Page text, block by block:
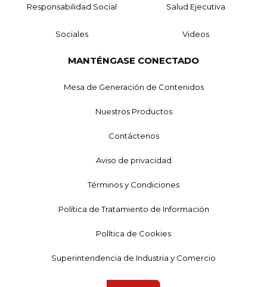
Responsabilidad Social Salud Ejecutiva
Sociales Videos
MANTÉNGASE CONECTADO
Mesa de Generación de Contenidos
Nuestros Productos
Contáctenos
Aviso de privacidad
Términos y Condiciones
Política de Tratamiento de Información
Política de Cookies
Superintendencia de Industria y Comercio